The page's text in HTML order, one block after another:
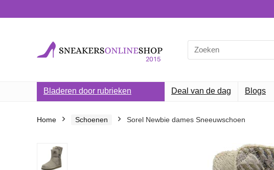
Search
for:
Bladeren door rubrieken Deal van de dag Blogs
Home Schoenen Sorel Newbie dames Sneeuwschoen